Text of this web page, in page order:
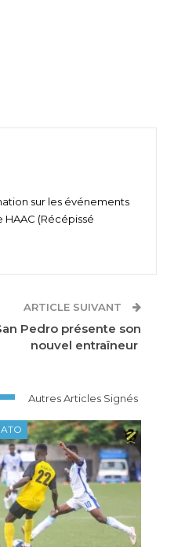
sur les événements
(Récépissé
ARTICLE SUIVANT
Pedro présente son
nouvel entraîneur
Autres Articles Signés